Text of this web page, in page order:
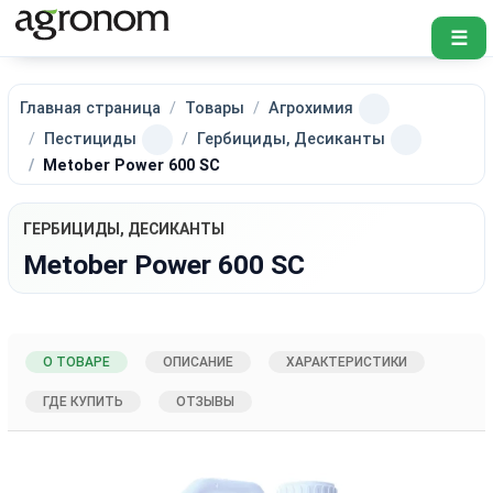
☰
Главная страница Товары
Агрохимия
Пестициды
Гербициды, Десиканты
Metober Power 600 SC
ГЕРБИЦИДЫ, ДЕСИКАНТЫ
Metober Power 600 SC
О ТОВАРЕ ОПИСАНИЕ ХАРАКТЕРИСТИКИ
ГДЕ КУПИТЬ ОТЗЫВЫ